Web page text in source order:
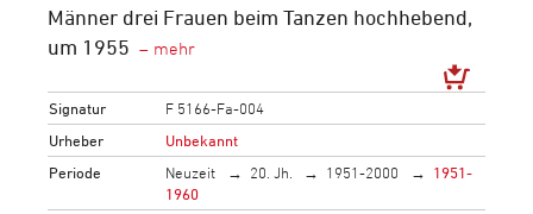
Männer drei Frauen beim Tanzen hochhebend,
um 1955
Signatur
F 5166-Fa-004
Urheber
Unbekannt
Periode
Neuzeit 20. Jh. 1951-2000
1951-
1960